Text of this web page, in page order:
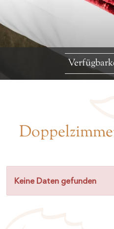
Keine Daten gefunden